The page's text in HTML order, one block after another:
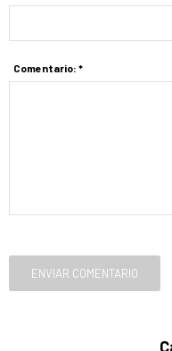
Comentario: *
ENVIAR COMENTARIO